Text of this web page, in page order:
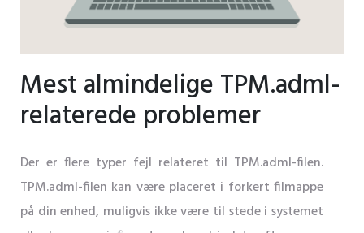
Mest almindelige TPM.adml-
relaterede problemer
Der er flere typer fejl relateret til TPM.adml-filen.
TPM.adml-filen kan være placeret i forkert filmappe
på din enhed, muligvis ikke være til stede i systemet